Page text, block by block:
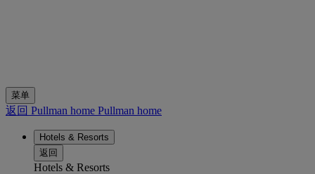
菜单
返回 Pullman home Pullman home
Hotels & Resorts
返回
Hotels & Resorts